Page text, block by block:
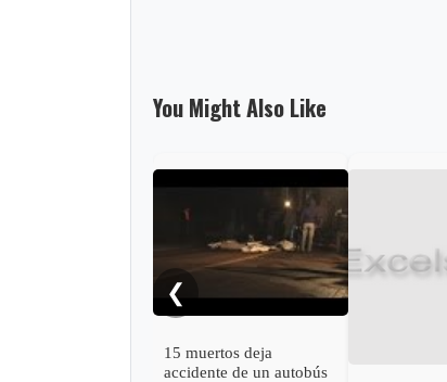
You Might Also Like
❮
15 muertos deja
accidente de un autobús